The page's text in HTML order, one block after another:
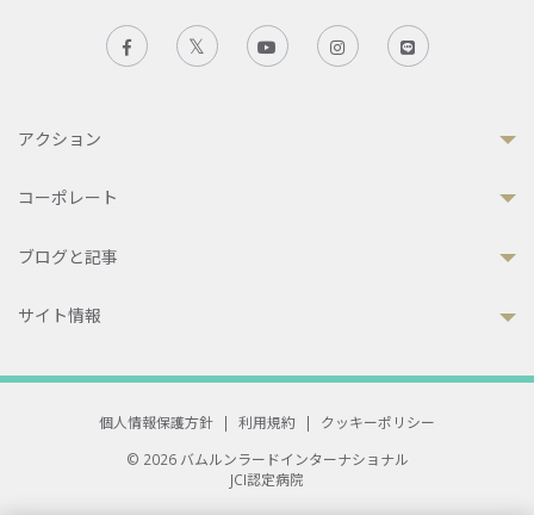
アクション
コーポレート
ブログと記事
サイト情報
個人情報保護方針 | 利用規約 |
クッキーポリシー
© 2026 バムルンラードインターナショナル
JCI認定病院